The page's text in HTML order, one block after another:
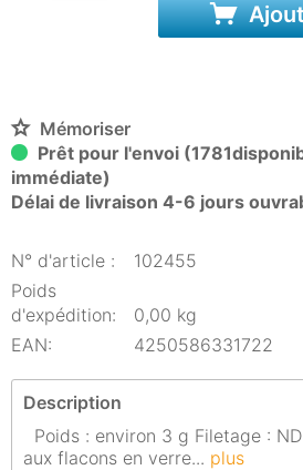
Mémoriser
Prêt pour l'envoi
immédiate)
Délai de livraison 4-6 jours
N° d'article :
102455
Poids
d'expédition:
0,00 kg
EAN:
4250586331722
Description
Poids : environ 3 g Filetage :
aux flacons en verre... plus